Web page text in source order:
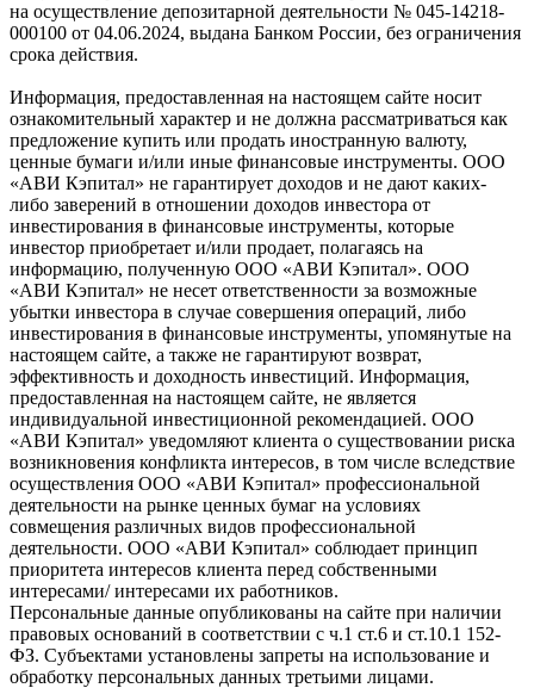
на осуществление депозитарной деятельности № 045-14218-
000100 от 04.06.2024, выдана Банком России, без ограничения
срока действия.
Информация, предоставленная на настоящем сайте носит
ознакомительный характер и не должна рассматриваться как
предложение купить или продать иностранную валюту,
ценные бумаги и/или иные финансовые инструменты. ООО
«АВИ Кэпитал» не гарантирует доходов и не дают каких-
либо заверений в отношении доходов инвестора от
инвестирования в финансовые инструменты, которые
инвестор приобретает и/или продает, полагаясь на
информацию, полученную ООО «АВИ Кэпитал». ООО
«АВИ Кэпитал» не несет ответственности за возможные
убытки инвестора в случае совершения операций, либо
инвестирования в финансовые инструменты, упомянутые на
настоящем сайте, а также не гарантируют возврат,
эффективность и доходность инвестиций. Информация,
предоставленная на настоящем сайте, не является
индивидуальной инвестиционной рекомендацией. ООО
«АВИ Кэпитал» уведомляют клиента о существовании риска
возникновения конфликта интересов, в том числе вследствие
осуществления ООО «АВИ Кэпитал» профессиональной
деятельности на рынке ценных бумаг на условиях
совмещения различных видов профессиональной
деятельности. ООО «АВИ Кэпитал» соблюдает принцип
приоритета интересов клиента перед собственными
интересами/ интересами их работников.
Персональные данные опубликованы на сайте при наличии
правовых оснований в соответствии с ч.1 ст.6 и ст.10.1 152-
ФЗ. Субъектами установлены запреты на использование и
обработку персональных данных третьими лицами.